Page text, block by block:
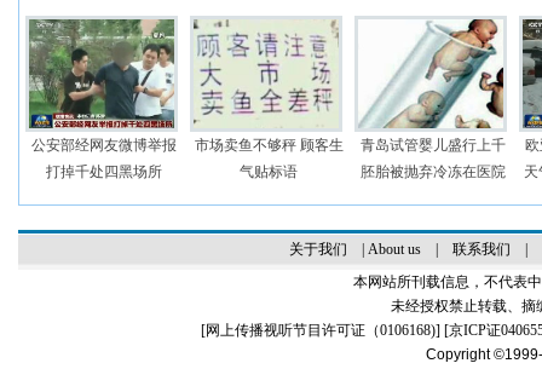
公安部经网友微博举报
打掉千处四黑场所
市场卖鱼不够秤 顾客生
气贴标语
青岛试管婴儿盛行上千
胚胎被抛弃冷冻在医院
天
关于我们 About us| 联系我们
本网站所刊载信息，不代表
未经授权禁止转载、摘
[网上传播视听节目许可证（0106168)] [京ICP证
Copyright